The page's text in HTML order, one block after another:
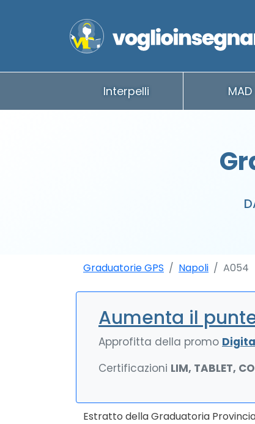
Interpelli MAD
Graduatorie GPS Napoli A054
Aumenta il
Approfitta della promo
Certificazioni LIM, TABLET,
Estratto della Graduatoria